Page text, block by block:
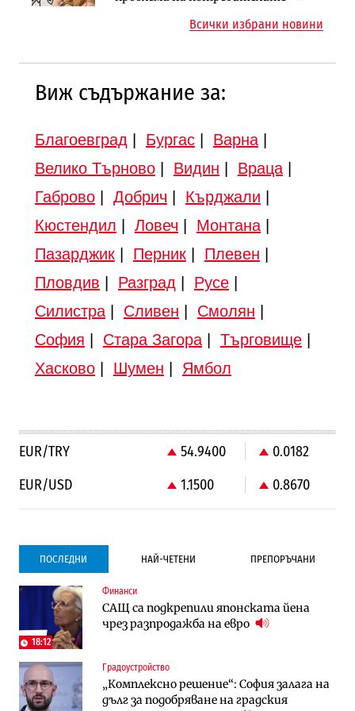
Всички избрани новини
Виж съдържание за:
Благоевград| Бургас| Варна|
Велико Търново| Видин Враца|
Габрово| Добрич Кърджали
Кюстендил
Ловеч Монтана|
Пазарджик| Перник| Плевен
Пловдив
Разград| Русе|
Силистра| Сливен Смолян
София
Стара Загора| Търговище|
Хасково| Шумен Ямбол
EUR/TRY 54.9400
0.0182
EUR/USD
1.1500 0.8670
ПОСЛЕДНИ НАЙ-ЧЕТЕНИ ПРЕПОРЪЧАНИ
18:12
Финанси
САЩ са подкрепили японската йена
чрез разпродажба на евро
Градоустройство
„Комплексно решение“: София залага на
дълг за подобряване на градския
Градоустройство
Столична община избра изпълнител за
преместването на трамвайното
Компании
Vivacom предлага над 150 устройства с
90% отстъпка през август
Компании
Vivacom предлага над 150 устройства с
90% отстъпка през август
To:know
Последни дни с обозначаване на цените
в лева: Какво предстои?